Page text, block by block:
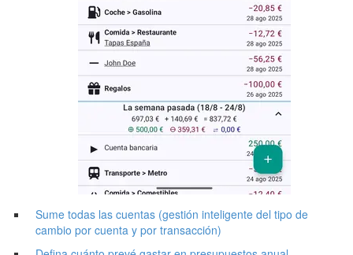
Sume todas las cuentas (gestión inteligente del tipo de
cambio por cuenta y por transacción)